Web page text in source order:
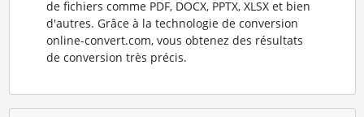
de fichiers comme PDF, DOCX, PPTX, XLSX et bien
d'autres. Grâce à la technologie de conversion
online-convert.com, vous obtenez des résultats
de conversion très précis.